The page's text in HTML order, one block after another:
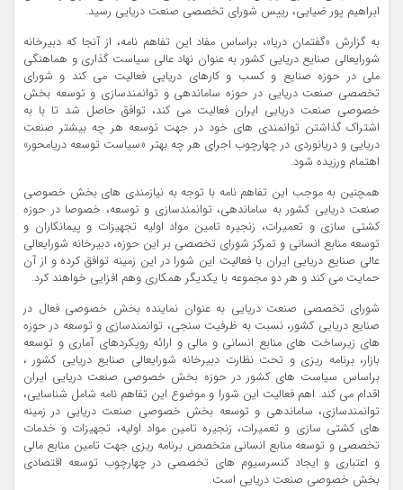
ابراهیم پور ضیایی، رییس شورای تخصصی صنعت دریایی رسید.
به گزارش «گفتمان دریا»، براساس مفاد این تفاهم نامه، از آنجا که دبیرخانه
شورایعالی صنایع دریایی کشور به عنوان نهاد عالی سیاست گذاری و هماهنگی
ملی در حوزه صنایع و کسب و کارهای دریایی فعالیت می کند و شورای
تخصصی صنعت دریایی در حوزه ساماندهی و توانمندسازی و توسعه بخش
خصوصی صنعت دریایی ایران فعالیت می کند، توافق حاصل شد تا با به
اشتراک گذاشتن توانمندی های خود در جهت توسعه هر چه بیشتر صنعت
دریایی و دریانوردی در چهارچوب اجرای هر چه بهتر «سیاست توسعه دریامحور»
اهتمام ورزیده شود.
همچنین به موجب این تفاهم نامه با توجه به نیازمندی های بخش خصوصی
صنعت دریایی کشور به ساماندهی، توانمندسازی و توسعه، خصوصا در حوزه
کشتی سازی و تعمیرات، زنجیره تامین مواد اولیه تجهیزات و پیمانکاران و
توسعه منابع انسانی و تمرکز شورای تخصصی بر این حوزه، دبیرخانه شورایعالی
عالی صنایع دریایی ایران با فعالیت این شورا در این زمینه توافق کرده و از آن
حمایت می کند و هر دو مجموعه با یکدیگر همکاری وهم افزایی خواهند کرد.
شورای تخصصی صنعت دریایی به عنوان نماینده بخش خصوصی فعال در
صنایع دریایی کشور، نسبت به ظرفیت سنجی، توانمندسازی و توسعه در حوزه
های زیرساخت های منابع انسانی و مالی و ارائه رویکردهای آماری و توسعه
بازار، برنامه ریزی و تحت نظارت دبیرخانه شورایعالی صنایع دریایی کشور ،
براساس سیاست های کشور در حوزه بخش خصوصی صنعت دریایی ایران
اقدام می کند. اهم فعالیت این شورا و موضوع این تفاهم نامه شامل شناسایی،
توانمندسازی، ساماندهی و توسعه بخش خصوصی صنعت دریایی در زمینه
های کشتی سازی و تعمیرات، زنجیره تامین مواد اولیه، تجهیزات و خدمات
تخصصی و توسعه منابع انسانی متخصص برنامه ریزی جهت تامین منابع مالی
و اعتباری و ایجاد کنسرسیوم های تخصصی در چهارچوب توسعه اقتصادی
بخش خصوصی صنعت دریایی است.